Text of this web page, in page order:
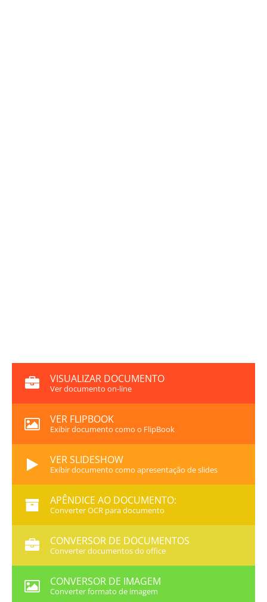
VISUALIZAR DOCUMENTO
Ver documento on-line
VER FLIPBOOK
Exibir documento como o FlipBook
VER SLIDESHOW
Exibir documento como apresentação de slides
APÊNDICE AO DOCUMENTO:
Converter OCR para documento
CONVERSOR DE DOCUMENTOS
Converter documentos do office
CONVERSOR DE IMAGEM
Converter formato de imagem